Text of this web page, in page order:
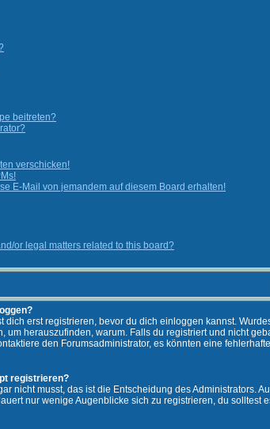
beitreten?
verschicken!
E-Mail von jemandem auf diesem Board erhalten!
or legal matters related to this board?
dich erst registrieren, bevor du dich einloggen kannst.
um herauszufinden, warum. Falls du registriert und nicht
den Forumsadministrator, es könnten eine
registrieren?
nicht musst, das ist die Entscheidung des Administrators.
nur wenige Augenblicke sich zu registrieren, du solltest